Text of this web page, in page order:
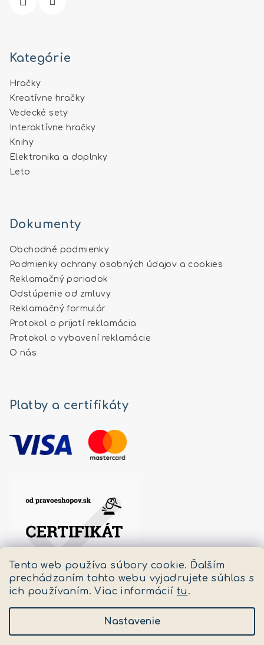
Tento web používa súbory cookie. Ďalším
prechádzaním tohto webu vyjadrujete súhlas s
ich používaním. Viac informácií tu .
Nastavenie
Kategórie
Hračky
Kreatívne hračky
Vedecké sety
Interaktívne hračky
Knihy
Elektronika a doplnky
Leto
Dokumenty
Obchodné podmienky
Podmienky ochrany osobných údajov a cookies
Reklamačný poriadok
Odstúpenie od zmluvy
Reklamačný formulár
Protokol o prijatí reklamácia
Protokol o vybavení reklamácie
O nás
Platby a certifikáty
Copyright 2026Pastello. Všetky práva vyhradené.